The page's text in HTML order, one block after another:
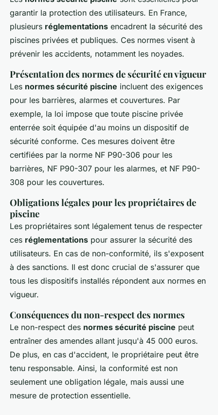
garantir la protection des utilisateurs. En France,
plusieurs réglementations encadrent la sécurité des
piscines privées et publiques. Ces normes visent à
prévenir les accidents, notamment les noyades.
Présentation des normes de sécurité en vigueur
Les normes sécurité piscine incluent des exigences
pour les barrières, alarmes et couvertures. Par
exemple, la loi impose que toute piscine privée
enterrée soit équipée d'au moins un dispositif de
sécurité conforme. Ces mesures doivent être
certifiées par la norme NF P90-306 pour les
barrières, NF P90-307 pour les alarmes, et NF P90-
308 pour les couvertures.
Obligations légales pour les propriétaires de
piscine
Les propriétaires sont légalement tenus de respecter
ces réglementations pour assurer la sécurité des
utilisateurs. En cas de non-conformité, ils s'exposent
à des sanctions. Il est donc crucial de s'assurer que
tous les dispositifs installés répondent aux normes en
vigueur.
Conséquences du non-respect des normes
Le non-respect des normes sécurité piscine peut
entraîner des amendes allant jusqu'à 45 000 euros.
De plus, en cas d'accident, le propriétaire peut être
tenu responsable. Ainsi, la conformité est non
seulement une obligation légale, mais aussi une
mesure de protection essentielle.